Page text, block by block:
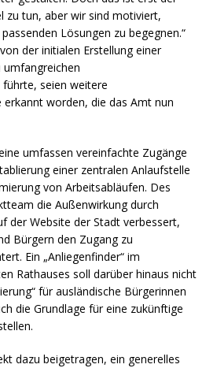
zu tun, aber wir sind motiviert,
Lösungen zu begegnen.“
der initialen Erstellung einer
umfangreichen
seien weitere
worden, die das Amt nun
umfassen vereinfachte Zugänge
einer zentralen Anlaufstelle
von Arbeitsabläufen. Des
die Außenwirkung durch
der Website der Stadt verbessert,
Bürgern den Zugang zu
Ein „Anliegenfinder“ im
Rathauses soll darüber hinaus nicht
für ausländische Bürgerinnen
die Grundlage für eine zukünftige
dazu beigetragen, ein generelles